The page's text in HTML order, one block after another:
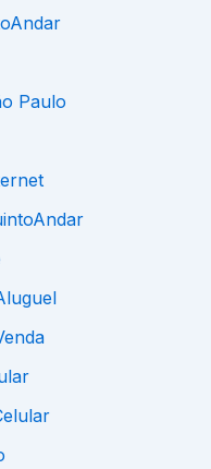
Paulo